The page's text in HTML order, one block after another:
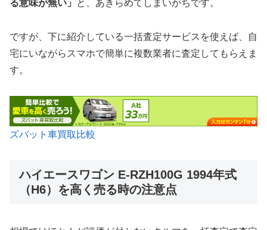
る意味が無い」
と、あきらめてしまいがちです。
ですが、下に紹介している一括査定サービスを使えば、自
宅にいながらスマホで簡単に複数業者に査定してもらえま
す。
ズバット車買取比較
ハイエースワゴン E-RZH100G 1994年式
（H6）を高く売る時の注意点